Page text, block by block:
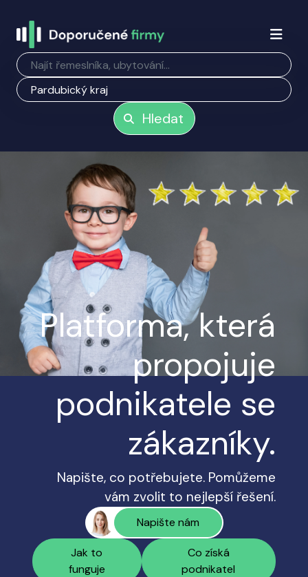
Hledat
Platforma, která
propojuje
podnikatele se
zákazníky.
Napište, co potřebujete. Pomůžeme
vám zvolit to nejlepší řešení.
Napište nám
Jak to
funguje
Co získá
podnikatel